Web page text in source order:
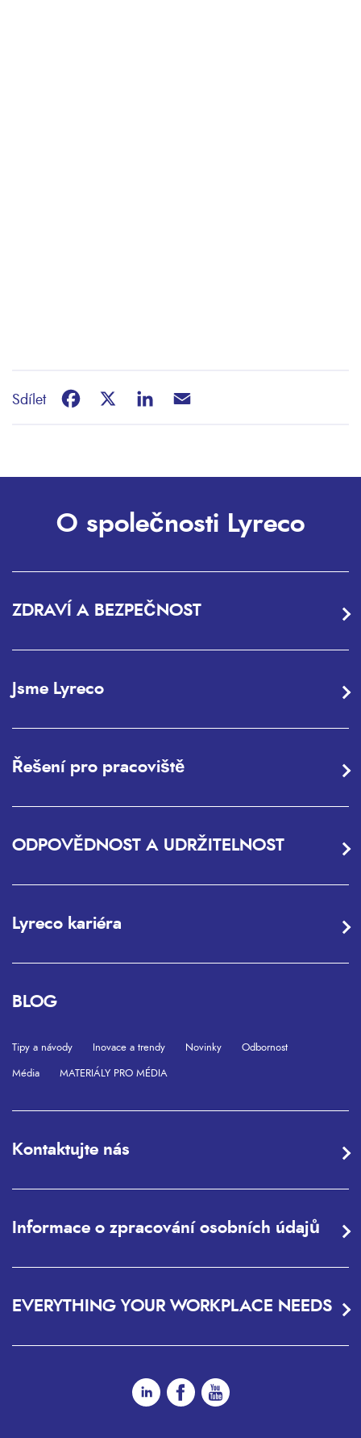
Sdílet Facebook LinkedIn
O společnosti Lyreco
ZDRAVÍ A BEZPEČNOST
Jsme Lyreco
Řešení pro pracoviště
ODPOVĚDNOST A UDRŽITELNOST
Lyreco kariéra
BLOG
Tipy a návody Inovace a trendy Novinky Odbornost
Média MATERIÁLY PRO MÉDIA
Kontaktujte nás
Informace o zpracování osobních údajů
EVERYTHING YOUR WORKPLACE NEEDS